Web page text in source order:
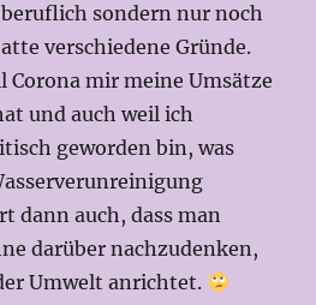
sondern nur noch
verschiedene Gründe.
Corona mir meine Umsätze
und auch weil ich
geworden bin, was
dann auch, dass man
darüber nachzudenken,
Umwelt anrichtet.